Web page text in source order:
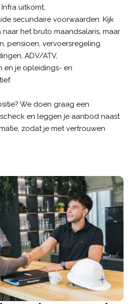
uitkomt,
secundaire voorwaarden. Kijk
het bruto maandsalaris, maar
pensioen, vervoersregeling
ADV/ATV,
en je opleidings- en
We doen graag een
en leggen je aanbod naast
zodat je met vertrouwen